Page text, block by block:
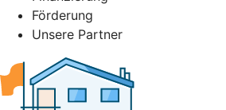
Förderung
Unsere Partner